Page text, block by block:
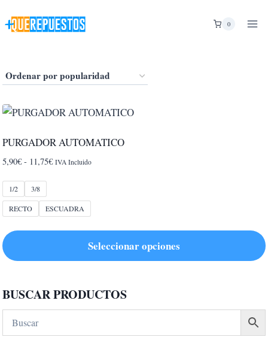
al
0
PURGADOR AUTOMATICO
5,90€ - 11,75€Rango
desde
5,90€
hasta
IVA Incluido
1/2 3/8
RECTO ESCUADRA
Seleccionar opciones
tiene
múltiples
variantes.
BUSCAR PRODUCTOS